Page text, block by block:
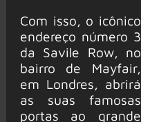
Com isso, o icônico
endereço número 3
da Savile Row, no
bairro de Mayfair,
em Londres, abrirá
as suas famosas
portas ao grande